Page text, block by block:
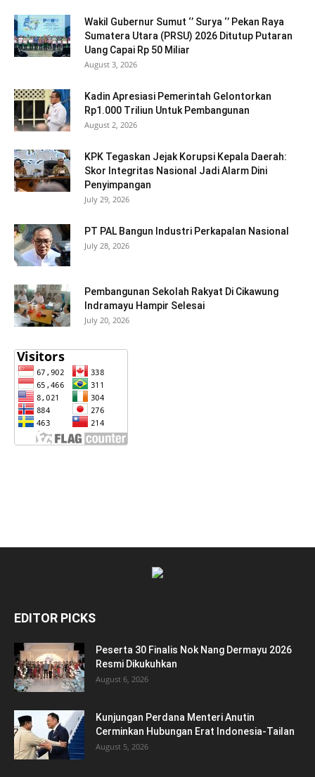
Wakil Gubernur Sumut ‘’ Surya ‘’ Pekan Raya
Sumatera Utara (PRSU) 2026 Ditutup Putaran
Uang Capai Rp 50 Miliar
August 3, 2026
Kadin Apresiasi Pemerintah Gelontorkan
Rp1.000 Triliun Untuk Pembangunan
August 2, 2026
KPK Tegaskan Jejak Korupsi Kepala Daerah:
Skor Integritas Nasional Jadi Alarm Dini
Penyimpangan
July 29, 2026
PT PAL Bangun Industri Perkapalan Nasional
July 28, 2026
Pembangunan Sekolah Rakyat Di Cikawung
Indramayu Hampir Selesai
July 20, 2026
EDITOR PICKS
Peserta 30 Finalis Nok Nang Dermayu 2026
Resmi Dikukuhkan
August 6, 2026
Kunjungan Perdana Menteri Anutin
Cerminkan Hubungan Erat Indonesia-Tailan
August 5, 2026